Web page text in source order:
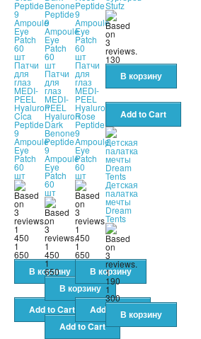
Патчи
для
глаз
MEDI-
PEEL
Hyaluron
Cica
Peptide
9
Ampoule
Eye
Patch
60
шт
1
450
1
650
Патчи
для
глаз
MEDI-
PEEL
Hyaluron
Dark
Benone
Peptide
9
Ampoule
Eye
Patch
60
шт
1
450
1
650
Патчи
для
глаз
MEDI-
PEEL
Hyaluron
Rose
Peptide
9
Ampoule
Eye
Patch
60
шт
1
450
1
650
Stufz
130
Детская
палатка
мечты
Dream
Tents
1
190
1
300